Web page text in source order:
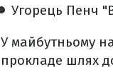
Угорець Пенч
У майбутньому
прокладе шлях